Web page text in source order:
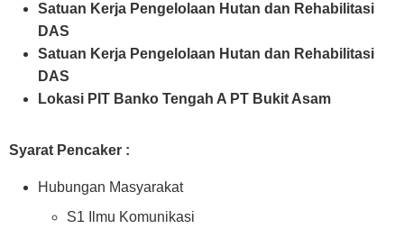
Satuan Kerja Pengelolaan Hutan dan Rehabilitasi
DAS
Satuan Kerja Pengelolaan Hutan dan Rehabilitasi
DAS
Lokasi PIT Banko Tengah A PT Bukit Asam
Syarat Pencaker :
Hubungan Masyarakat
S1 Ilmu Komunikasi